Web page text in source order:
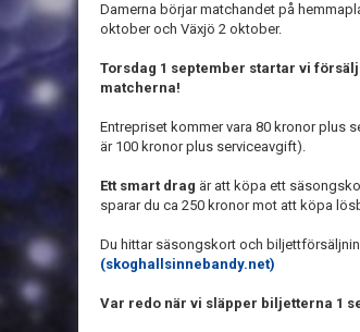
Damerna börjar matchandet på
oktober och Växjö 2 oktober.
Torsdag 1 september startar vi
matcherna!
Entrepriset kommer vara 80 kronor plus
är 100 kronor plus serviceavgift).
Ett smart drag är att köpa ett
sparar du ca 250 kronor mot att köpa
Du hittar säsongskort och
(skoghallsinnebandy.net)
Var redo när vi släpper biljetterna 1